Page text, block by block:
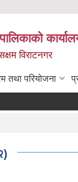
विराटनगर
तथा परियोजना